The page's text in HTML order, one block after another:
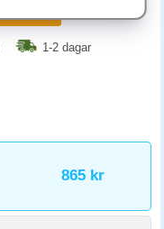
1-2 dagar
865 kr